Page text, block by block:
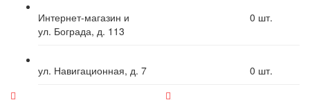
Интернет-магазин и
ул. Бограда, д. 113
0 шт.
ул. Навигационная, д. 7 0 шт.